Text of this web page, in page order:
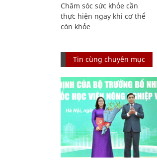
Chăm sóc sức khỏe cần
thực hiện ngay khi cơ thể
còn khỏe
Tin cùng chuyên mục